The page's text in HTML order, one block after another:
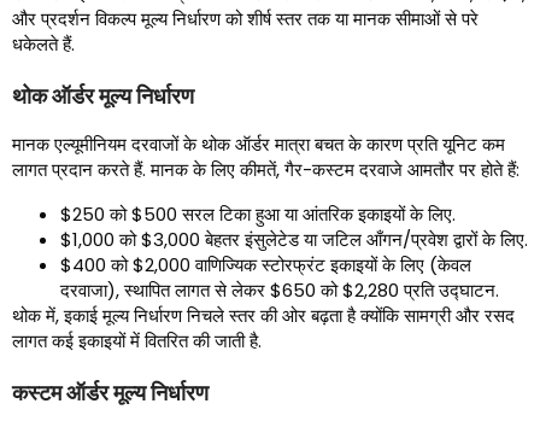
और प्रदर्शन विकल्प मूल्य निर्धारण को शीर्ष स्तर तक या मानक सीमाओं से परे
धकेलते हैं.
थोक ऑर्डर मूल्य निर्धारण
मानक एल्यूमीनियम दरवाजों के थोक ऑर्डर मात्रा बचत के कारण प्रति यूनिट कम
लागत प्रदान करते हैं. मानक के लिए कीमतें, गैर-कस्टम दरवाजे आमतौर पर होते हैं:
$250 को $500 सरल टिका हुआ या आंतरिक इकाइयों के लिए.
$1,000 को $3,000 बेहतर इंसुलेटेड या जटिल आँगन/प्रवेश द्वारों के लिए.
$400 को $2,000 वाणिज्यिक स्टोरफ्रंट इकाइयों के लिए (केवल
दरवाजा), स्थापित लागत से लेकर $650 को $2,280 प्रति उद्घाटन.
थोक में, इकाई मूल्य निर्धारण निचले स्तर की ओर बढ़ता है क्योंकि सामग्री और रसद
लागत कई इकाइयों में वितरित की जाती है.
कस्टम ऑर्डर मूल्य निर्धारण